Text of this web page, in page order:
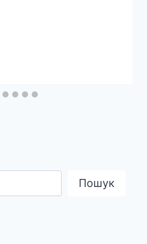
Пошук